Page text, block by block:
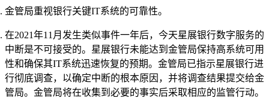
金管局重视银行关键IT系统的可靠性。
在2021年11月发生类似事件一年后，今天星展银行数字服务的
中断是不可接受的。星展银行未能达到金管局保持高系统可用
性和确保其IT系统迅速恢复的预期。金管局已指示星展银行进
行彻底调查，以确定中断的根本原因，并将调查结果提交给金
管局。金管局将在收集到必要的事实后采取相应的监管行动。